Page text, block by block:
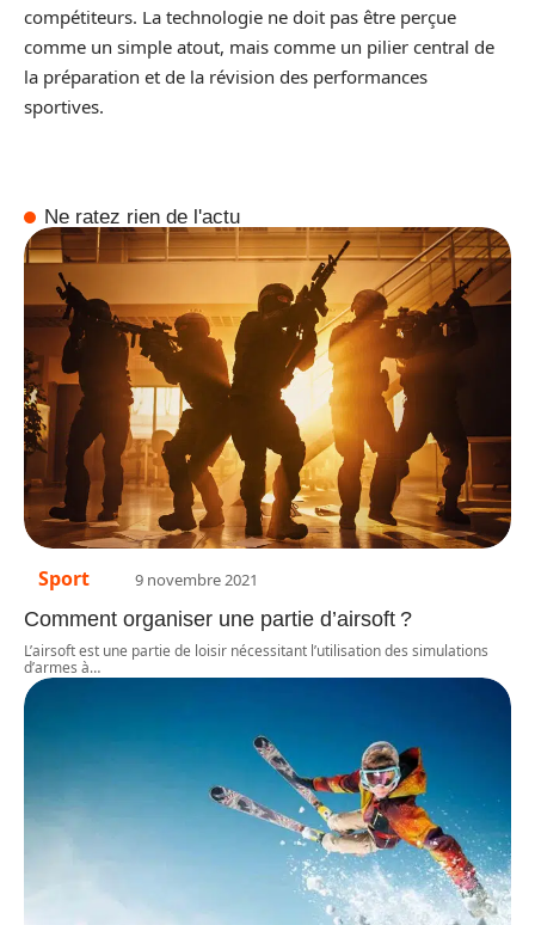
compétiteurs. La technologie ne doit pas être perçue
comme un simple atout, mais comme un pilier central de
la préparation et de la révision des performances
sportives.
Ne ratez rien de l'actu
Sport 9 novembre 2021
Comment organiser une partie d’airsoft ?
L’airsoft est une partie de loisir nécessitant l’utilisation des simulations
d’armes à…